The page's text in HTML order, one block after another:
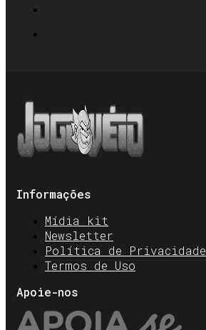
Informações
Mídia kit
Newsletter
Política de Privacidade
Termos de Uso
Apoie-nos